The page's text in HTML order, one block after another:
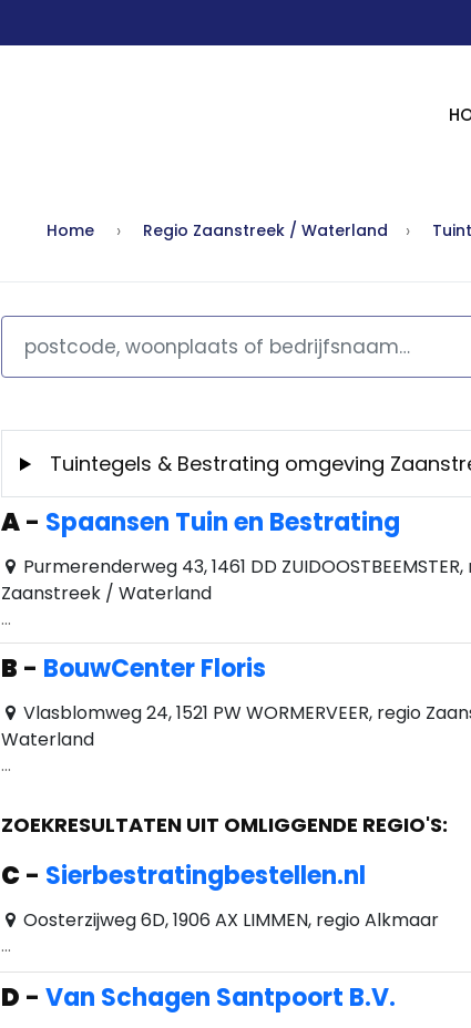
Home Regio Zaanstreek / Waterland
Tuintegels & Bestrating omgeving
A- Spaansen Tuin en Bestrating
Purmerenderweg 43, 1461 DD
Zaanstreek / Waterland
...
B - BouwCenter Floris
Vlasblomweg 24, 1521 PW WORMERVEER, regio
Waterland
...
ZOEKRESULTATEN UIT OMLIGGENDE REGIO'S:
C - Sierbestratingbestellen.nl
Oosterzijweg 6D, 1906 AX LIMMEN, regio Alkmaar
...
D - Van Schagen Santpoort B.V.